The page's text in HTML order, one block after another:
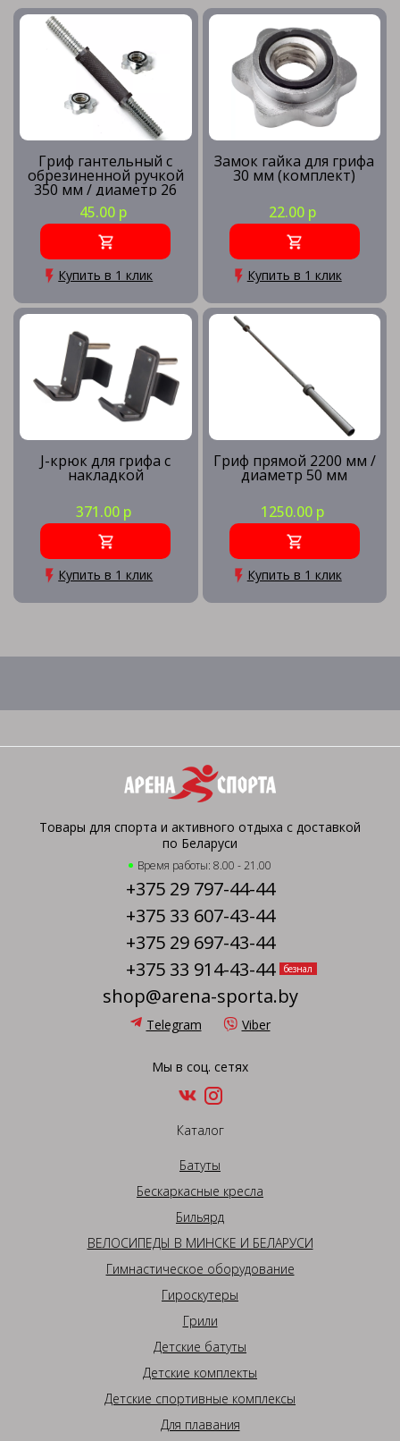
Гриф гантельный с
обрезиненной ручкой
350 мм / диаметр 26
мм
45.00 р
Купить в 1 клик
Замок гайка для грифа
30 мм (комплект)
22.00 р
Купить в 1 клик
J-крюк для грифа с
накладкой
371.00 р
Купить в 1 клик
Гриф прямой 2200 мм /
диаметр 50 мм
1250.00 р
Купить в 1 клик
Товары для спорта и активного отдыха с доставкой
по Беларуси
Время работы: 8.00 - 21.00
+375 29 797-44-44
+375 33 607-43-44
+375 29 697-43-44
+375 33 914-43-44
безнал
shop@arena-sporta.by
Telegram Viber
Мы в соц. сетях
Каталог
Батуты
Бескаркасные кресла
Бильярд
ВЕЛОСИПЕДЫ В МИНСКЕ И БЕЛАРУСИ
Гимнастическое оборудование
Гироскутеры
Грили
Детские батуты
Детские комплекты
Детские спортивные комплексы
Для плавания